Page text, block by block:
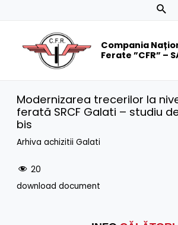
Compania
Ferate ”CFR” –
Modernizarea trecerilor la
ferată SRCF Galati – studiu
bis
Arhiva achizitii Galati
20
download document